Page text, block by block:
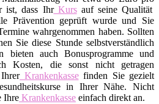
ist, dass IhrKursauf seine Qualität
Prävention geprüft wurde und Sie
wahrgenommen haben. Sollten
Sie diese Stunde selbstverständlich
bieten auch Bonusprogramme und
Kosten, die sonst nicht getragen
Krankenkassefinden Sie gezielt
in Ihrer Nähe. Nicht
Ihre Krankenkasse einfach direkt an.